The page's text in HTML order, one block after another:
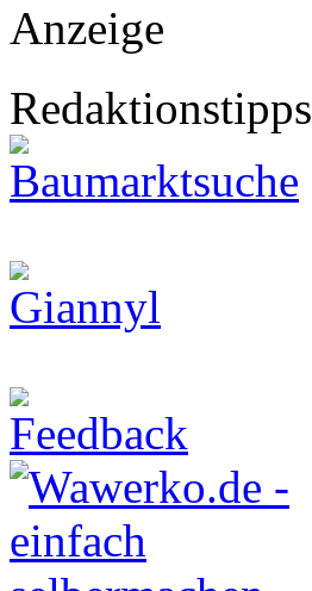
Anzeige
Redaktionstipps